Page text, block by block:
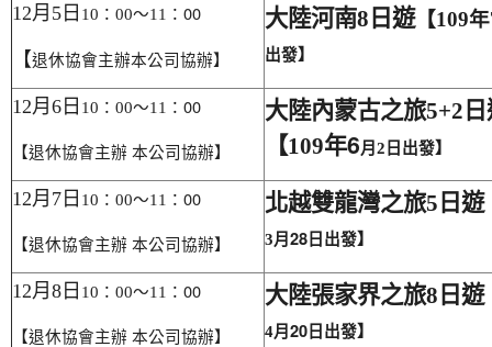
12月5 日 10 ：00～11 ：00
【退休協會主辦本公司協辦】
大陸河南8 日遊【109
出發】
12月6 日 10 ：00～11 ：00
【退休協會主辦 本公司協辦】
大陸內蒙古之旅5+2
【109年6月2日出發】
12月7 日 10 ：00～11 ：00
【退休協會主辦 本公司協辦】
北越雙龍灣之旅5 日
3月28日出發】
12月8 日 10 ：00～11 ：00
【退休協會主辦 本公司協辦】
大陸張家界之旅8 日
4月20日出發】